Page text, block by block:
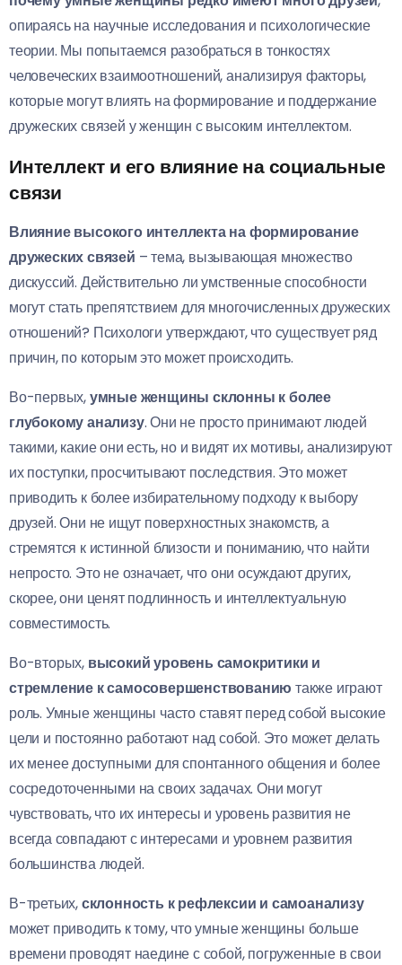
опираясь на научные исследования и психологические
теории. Мы попытаемся разобраться в тонкостях
человеческих взаимоотношений, анализируя факторы,
которые могут влиять на формирование и поддержание
дружеских связей у женщин с высоким интеллектом.
Интеллект и его влияние на социальные
связи
Влияние высокого интеллекта на формирование
дружеских связей – тема, вызывающая множество
дискуссий. Действительно ли умственные способности
могут стать препятствием для многочисленных дружеских
отношений? Психологи утверждают, что существует ряд
причин, по которым это может происходить.
Во-первых,умные женщины склонны к более
глубокому анализу. Они не просто принимают людей
такими, какие они есть, но и видят их мотивы, анализируют
их поступки, просчитывают последствия. Это может
приводить к более избирательному подходу к выбору
друзей. Они не ищут поверхностных знакомств, а
стремятся к истинной близости и пониманию, что найти
непросто. Это не означает, что они осуждают других,
скорее, они ценят подлинность и интеллектуальную
совместимость.
Во-вторых, высокий уровень самокритики и
стремление к самосовершенствованию также играют
роль. Умные женщины часто ставят перед собой высокие
цели и постоянно работают над собой. Это может делать
их менее доступными для спонтанного общения и более
сосредоточенными на своих задачах. Они могут
чувствовать, что их интересы и уровень развития не
всегда совпадают с интересами и уровнем развития
большинства людей.
В-третьих,склонность к рефлексии и самоанализу
может приводить к тому, что умные женщины больше
времени проводят наедине с собой, погруженные в свои